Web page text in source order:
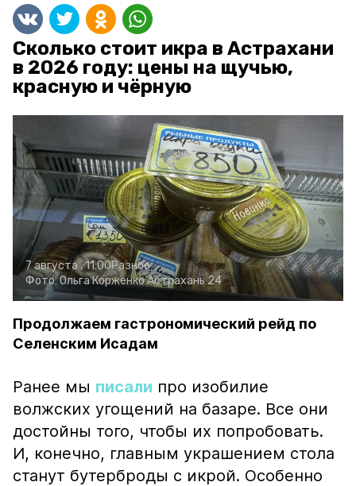
Сколько стоит икра в Астрахани
в 2026 году: цены на щучью,
красную и чёрную
7 августа , 11:00Разное
Фото:Ольга КорженкоАстрахань 24
Продолжаем гастрономический рейд по
Селенским Исадам
Ранее мы писали про изобилие
волжских угощений на базаре. Все они
достойны того, чтобы их попробовать.
И, конечно, главным украшением стола
станут бутерброды с икрой. Особенно